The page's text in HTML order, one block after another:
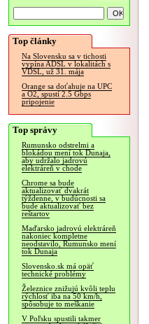
Top články
Na Slovensku sa v tichosti
vypína ADSL v lokalitách s
VDSL, už 31. mája
Orange sa doťahuje na UPC
a O2, spustí 2.5 Gbps
pripojenie
Top správy
Rumunsko odstrelmi a
blokádou mení tok Dunaja,
aby udržalo jadrovú
elektráreň v chode
Chrome sa bude
aktualizovať dvakrát
týždenne, v budúcnosti sa
bude aktualizovať bez
reštartov
Maďarsko jadrovú elektráreň
nakoniec kompletne
neodstavilo, Rumunsko mení
tok Dunaja
Slovensko.sk má opäť
technické problémy
Železnice znižujú kvôli teplu
rýchlosť iba na 50 km/h,
spôsobuje to meškanie
V Poľsku spustili takmer